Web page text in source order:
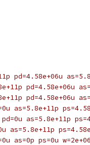
pd=4.58e+06u
pd=4.58e+06u
pd=4.58e+06u
as=5.8e+11p
as=5.8e+11p
as=5.8e+11p
as=0p ps=0u